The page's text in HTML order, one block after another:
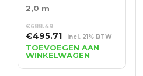
2,0 m
€688.49
Oorspronkelijke
prijs
was:
€688.49.
€495.71Huidige
prijs
is:
€495.71.
incl. 21% BTW
TOEVOEGEN AAN
WINKELWAGEN